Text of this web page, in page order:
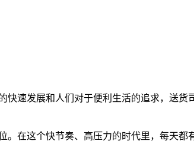
速发展和人们对于便利生活的追求，送
在这个快节奏、高压力的时代里，每天